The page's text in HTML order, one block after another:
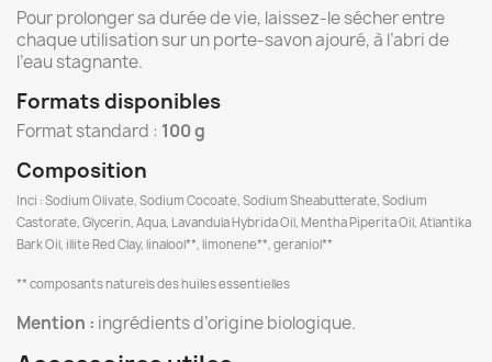
Pour prolonger sa durée de vie, laissez-le sécher entre
chaque utilisation sur un porte-savon ajouré, à l’abri de
l’eau stagnante.
Formats disponibles
Format standard : 100 g
Composition
Inci : Sodium Olivate, Sodium Cocoate, Sodium Sheabutterate, Sodium
Castorate, Glycerin, Aqua, Lavandula Hybrida Oil, Mentha Piperita Oil, Atlantika
Bark Oil, illite Red Clay, linalool**, limonene**, geraniol**
** composants naturels des huiles essentielles
Mention : ingrédients d’origine biologique.